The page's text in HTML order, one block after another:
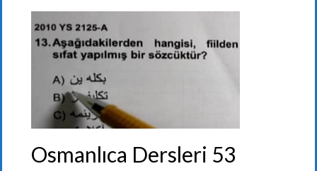
Osmanlıca Dersleri 53